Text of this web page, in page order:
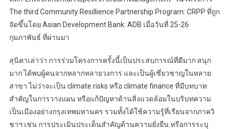
จาก
Third
Resillience
Partnership
Program
The third Community Resillience Partnership Program: CRPP ที่ถูก
จัดขึ้นโดย Asian Development Bank: ADB เมื่อวันที่ 25-26
กุมภาพันธ์ ที่ผ่านมา
สุนิตาเล่าว่า การร่วมโครงการครั้งนี้เป็นประสบการณ์ที่ดีมาก สนุก
มาก ได้พบผู้คนจากหลากหลายวงการ และเป็นผู้เชี่ยวชาญในหลาย
สาขา ไม่ว่าจะเป็น climate risks หรือ climate finance ที่มีบทบาท
สำคัญในการวางแผน หรือแก้ปัญหาด้านสิ่งแวดล้อมในบริบทความ
เป็นเมืองอย่างกรุงเทพมหานคร รวมทั้งได้ใช้ความรู้ที่เรียนจากภาควิ
ชาฯ เช่น การประเมินประเด็นสำคัญด้านความยั่งยืน หรือการระบุ